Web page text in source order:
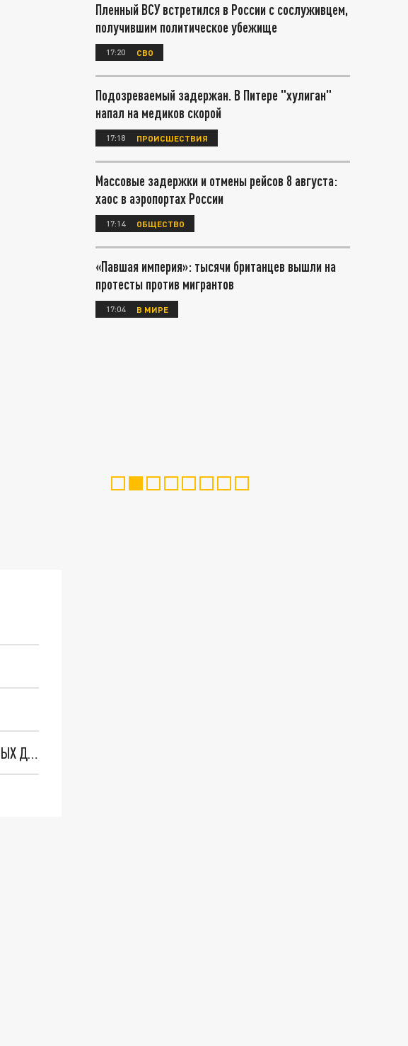
НА КУБАНИ ЗА СУТКИ КОРОНАВИРУС ДИАГНОСТИРОВАН У 93 ЧЕЛОВЕК, ВКЛЮЧАЯ ШЕСТЕРЫХ ДЕТЕЙ
Пленный ВСУ встретился в России с сослуживцем,
получившим политическое убежище
17:20 СВО
Подозреваемый задержан. В Питере "хулиган"
напал на медиков скорой
17:18 ПРОИСШЕСТВИЯ
Массовые задержки и отмены рейсов 8 августа:
хаос в аэропортах России
17:14 ОБЩЕСТВО
«Павшая империя»: тысячи британцев вышли на
протесты против мигрантов
17:04 В МИРЕ